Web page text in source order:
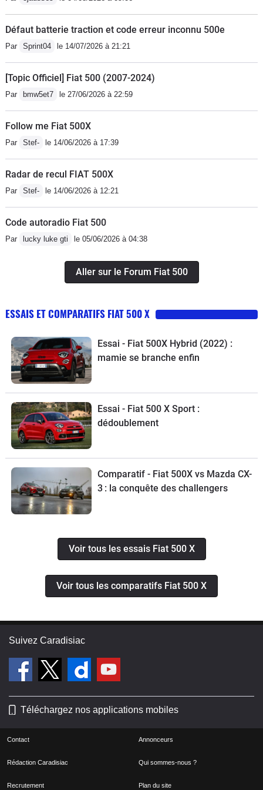
Défaut batterie traction et code erreur inconnu 500e
Par Sprint04 le 14/07/2026 à 21:21
[Topic Officiel] Fiat 500 (2007-2024)
Par bmw5et7 le 27/06/2026 à 22:59
Follow me Fiat 500X
Par Stef- le 14/06/2026 à 17:39
Radar de recul FIAT 500X
Par Stef- le 14/06/2026 à 12:21
Code autoradio Fiat 500
Par lucky luke gti le 05/06/2026 à 04:38
Aller sur le Forum Fiat 500
ESSAIS ET COMPARATIFS FIAT 500 X
Essai - Fiat 500X Hybrid (2022) :
mamie se branche enfin
Essai - Fiat 500 X Sport :
dédoublement
Comparatif - Fiat 500X vs Mazda CX-
3 : la conquête des challengers
Voir tous les essais Fiat 500 X
Voir tous les comparatifs Fiat 500 X
Suivez Caradisiac
Téléchargez nos applications mobiles
Contact Annonceurs
Rédaction Caradisiac Qui sommes-nous ?
Recrutement Plan du site